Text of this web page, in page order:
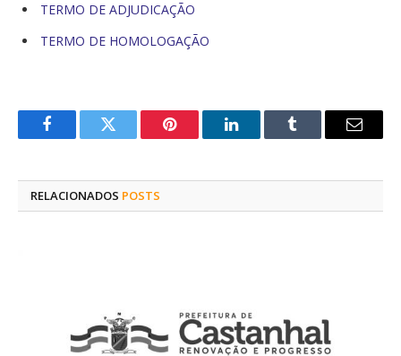
TERMO DE ADJUDICAÇÃO
TERMO DE HOMOLOGAÇÃO
FacebookTwitter Pinterest O
Tumblr
E-
RELACIONADOS POSTS